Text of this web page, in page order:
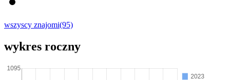
wszyscy znajomi(95)
wykres roczny